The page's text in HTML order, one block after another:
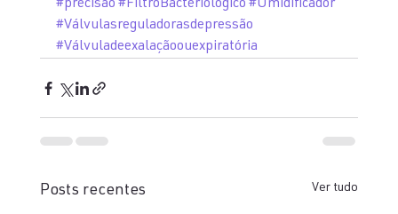
#precisão #FiltroBacteriológico #Umidificador
#Válvulasreguladorasdepressão
#Válvuladeexalaçãoouexpiratória
Posts recentes Ver tudo